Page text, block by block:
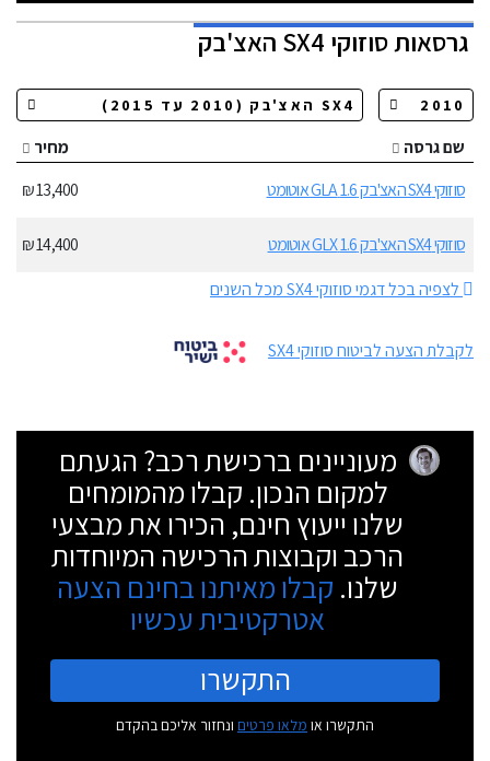
גרסאותסוזוקי SX4 האצ'בק
שם גרסה
מחיר
סוזוקי SX4 האצ'בק 1.6 GLA אוטומט
13,400 ₪
סוזוקי SX4 האצ'בק 1.6 GLX אוטומט
14,400 ₪
לצפיה בכל דגמי סוזוקי SX4 מכל השנים
לקבלת הצעה לביטוח סוזוקי SX4
מעוניינים ברכישת רכב? הגעתם
למקום הנכון. קבלו מהמומחים
שלנו ייעוץ חינם, הכירו את מבצעי
הרכב וקבוצות הרכישה המיוחדות
שלנו. קבלו מאיתנו בחינם הצעה
אטרקטיבית עכשיו
התקשרו
התקשרו או מלאו פרטים ונחזור אליכם בהקדם